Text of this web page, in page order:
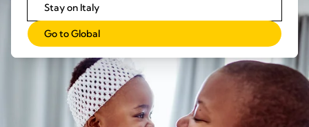
Stay on Italy
Go to Global